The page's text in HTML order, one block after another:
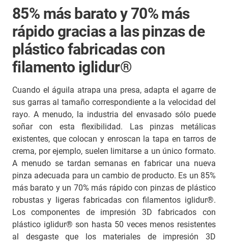
85% más barato y 70% más
rápido gracias a las pinzas de
plástico fabricadas con
filamento iglidur®
Cuando el águila atrapa una presa, adapta el agarre de
sus garras al tamaño correspondiente a la velocidad del
rayo. A menudo, la industria del envasado sólo puede
soñar con esta flexibilidad. Las pinzas metálicas
existentes, que colocan y enroscan la tapa en tarros de
crema, por ejemplo, suelen limitarse a un único formato.
A menudo se tardan semanas en fabricar una nueva
pinza adecuada para un cambio de producto. Es un 85%
más barato y un 70% más rápido con pinzas de plástico
robustas y ligeras fabricadas con filamentos iglidur®.
Los componentes de impresión 3D fabricados con
plástico iglidur® son hasta 50 veces menos resistentes
al desgaste que los materiales de impresión 3D